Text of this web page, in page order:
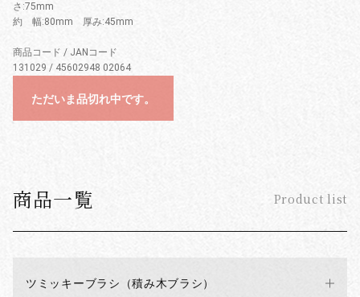
商品一覧 Product list
ツミッキーブラシ（積み木ブラシ）
さ:75mm
約 幅:80mm 厚み:45mm
商品コード / JANコード
131029 / 45602948 02064
ただいま品切れ中です。